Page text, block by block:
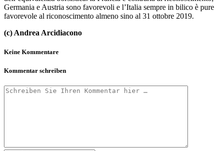
Germania e Austria sono favorevoli e l’Italia sempre in bilico è pure
favorevole al riconoscimento almeno sino al 31 ottobre 2019.
(c) Andrea Arcidiacono
Keine Kommentare
Kommentar schreiben